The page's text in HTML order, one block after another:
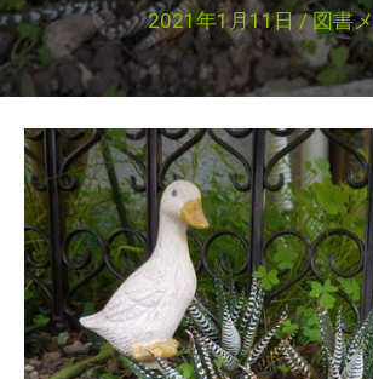
2021年1月11日/図書